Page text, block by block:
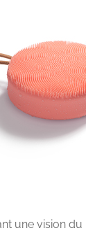
une vision du